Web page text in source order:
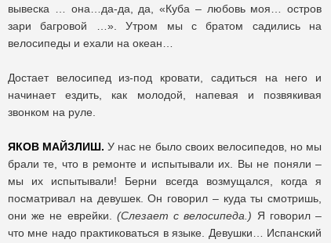
вывеска … она…да-да, да, «Куба – любовь моя… остров
зари багровой …». Утром мы с братом садились на
велосипеды и ехали на океан…
Достает велосипед из-под кровати, садиться на него и
начинает ездить, как молодой, напевая и позвякивая
звонком на руле.
ЯКОВ МАЙЗЛИШ. У нас не было своих велосипедов, но мы
брали те, что в ремонте и испытывали их. Вы не поняли –
мы их испытывали! Берни всегда возмущался, когда я
посматривал на девушек. Он говорил – куда ты смотришь,
они же не еврейки. (Слезает с велосипеда.) Я говорил –
что мне надо практиковаться в языке. Девушки… Испанский